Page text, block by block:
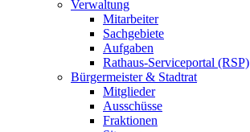
Verwaltung
Mitarbeiter
Sachgebiete
Aufgaben
Rathaus-Serviceportal (RSP)
Bürgermeister & Stadtrat
Mitglieder
Ausschüsse
Fraktionen